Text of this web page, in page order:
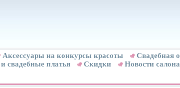
Аксессуары на конкурсы красоты
Свадебная
свадебные платья Скидки
Новости салона